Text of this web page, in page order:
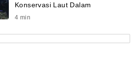
Konservasi Laut Dalam
4 min